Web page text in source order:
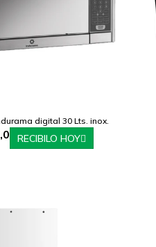
digital 30 Lts. inox.
RECIBILO HOY